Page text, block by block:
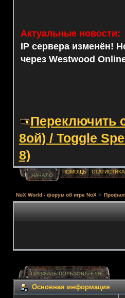
Актуальные новости:
IP сервера изменён!
через Westwood
Переключить
8ой) / Toggle
8)
НАЧАЛО
ПОМОЩЬ
NoX World - форум об игре NoX >
ПРОФИЛЬ ПОЛЬЗОВАТЕЛЯ
Основная информация